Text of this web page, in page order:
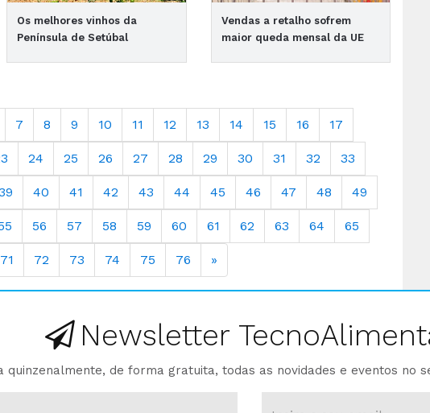
Os melhores vinhos da
Península de Setúbal
Vendas a retalho sofrem
maior queda mensal da UE
7 8 9 10 11 12 13 14 15 16 17
24 25 26 27 28 29 30 31 32 33
40 41 42 43 44 45 46 47 48 49
56 57 58 59 60 61 62 63 64 65
71 72 73 74 75 76 »
Newsletter
quinzenalmente, de forma gratuita, todas as novidades e eventos no